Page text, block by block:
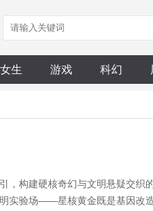
女生 游戏 科幻
，构建硬核奇幻与文明悬疑交
实验场——星核黄金既是基因改